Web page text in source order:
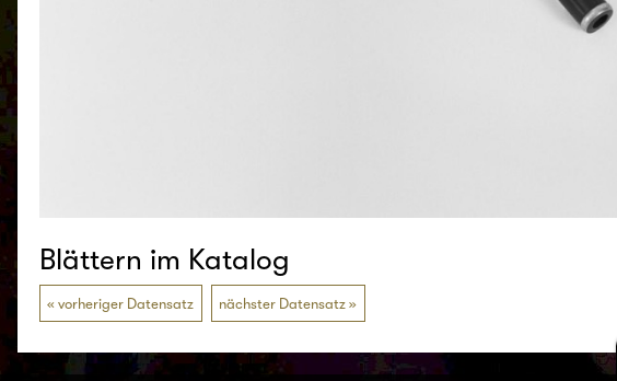
Blättern im Katalog
vorheriger Datensatz nächster Datensatz